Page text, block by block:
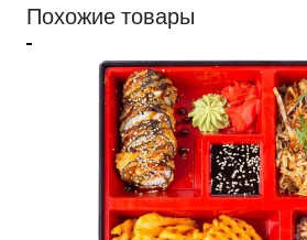
Похожие товары